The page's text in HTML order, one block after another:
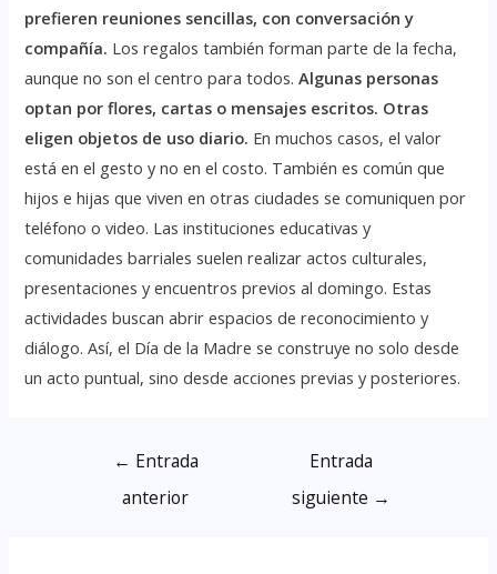
prefieren reuniones sencillas, con conversación y
compañía. Los regalos también forman parte de la fecha,
aunque no son el centro para todos.Algunas personas
optan por flores, cartas o mensajes escritos. Otras
eligen objetos de uso diario. En muchos casos, el valor
está en el gesto y no en el costo. También es común que
hijos e hijas que viven en otras ciudades se comuniquen por
teléfono o video. Las instituciones educativas y
comunidades barriales suelen realizar actos culturales,
presentaciones y encuentros previos al domingo. Estas
actividades buscan abrir espacios de reconocimiento y
diálogo. Así, el Día de la Madre se construye no solo desde
un acto puntual, sino desde acciones previas y posteriores.
← Entrada
anterior
Entrada
siguiente →